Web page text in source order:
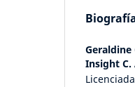
Geraldine
Insight C.